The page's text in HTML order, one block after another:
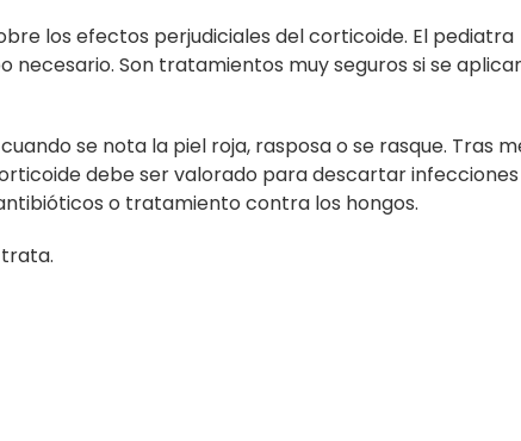
los efectos perjudiciales del corticoide. El pediatra
Son tratamientos muy seguros si se
se nota la piel roja, rasposa o se rasque. Tras
debe ser valorado para descartar
o tratamiento contra los hongos.